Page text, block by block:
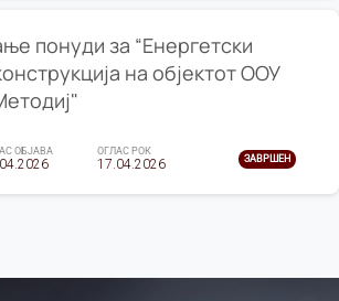
понуди за “Енергетски
на објектот ООУ
ОБЈАВА ОГЛАС РОК
17.04.2026 ЗАВРШЕН